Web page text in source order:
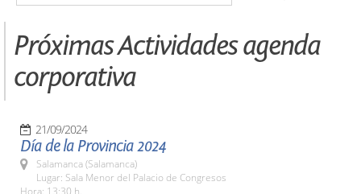
Próximas Actividades agenda
corporativa
21/09/2024
Día de la Provincia 2024
Salamanca (Salamanca)
Lugar: Sala Menor del Palacio de Congresos
Hora: 13:30 h.